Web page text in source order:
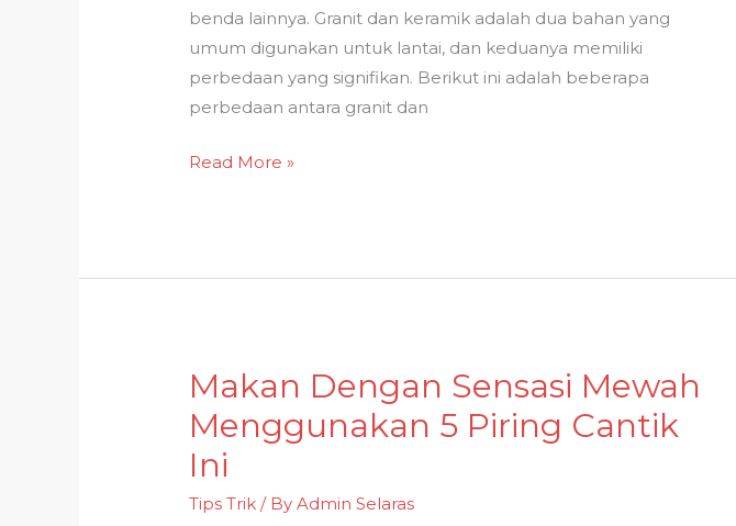
benda lainnya. Granit dan keramik adalah dua bahan yang
umum digunakan untuk lantai, dan keduanya memiliki
perbedaan yang signifikan. Berikut ini adalah beberapa
perbedaan antara granit dan
Lantai
yang
Perlu
Diketahui
Read More »
Makan Dengan Sensasi Mewah
Menggunakan 5 Piring Cantik
Ini
Tips Trik / ByAdmin Selaras
Makan
Dengan
Sensasi
Mewah
Menggunakan